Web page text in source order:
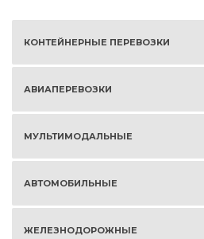
КОНТЕЙНЕРНЫЕ ПЕРЕВОЗКИ
АВИАПЕРЕВОЗКИ
МУЛЬТИМОДАЛЬНЫЕ
АВТОМОБИЛЬНЫЕ
ЖЕЛЕЗНОДОРОЖНЫЕ